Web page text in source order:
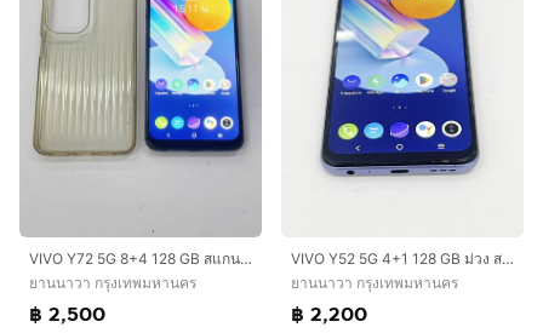
VIVO Y72 5G 8+4 128 GB สแกนได้ แบตนาน ใช้งานได้ดี ราคาถูกใจ
ยานนาวา กรุงเทพมหานคร
฿ 2,500
VIVO Y52 5G 4+1 128 GB ม่วง สแกนหน้าได้ แบตนาน ราคาถูกใจ
ยานนาวา กรุงเทพมหานคร
฿ 2,200